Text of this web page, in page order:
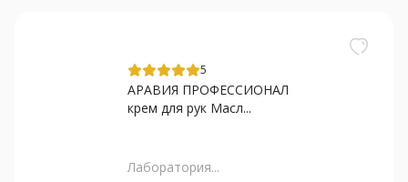
5
АРАВИЯ ПРОФЕССИОНАЛ
крем для рук Масл...
Лаборатория...